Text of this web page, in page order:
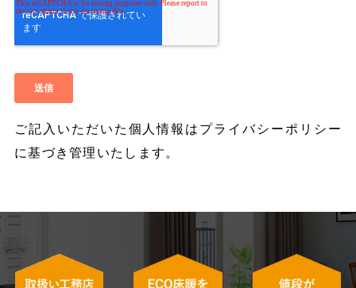
ご記入いただいた個人情報は プライバシーポリシー
に基づき管理いたします。